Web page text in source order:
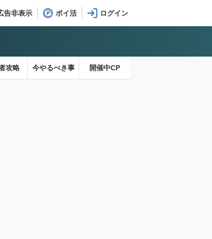
告非表示 ポイ活
攻略 今やるべき事 開催中CP